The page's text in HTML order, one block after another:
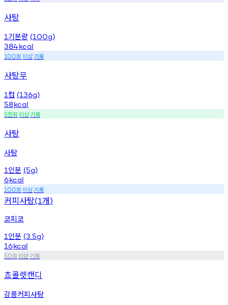
사탕
1 기본량 (100g)
384kcal
100회 이상기록
사탕무
1 컵 (136g)
58kcal
5천회 이상기록
사탕
사탕
1 인분 (5g)
6kcal
100회 이상기록
커피사탕(1개)
코피코
1 인분 (3.5g)
16kcal
50회 미만기록
쵸콜렛캔디
강릉커피사탕